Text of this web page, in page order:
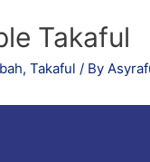
Takaful
,Takaful / By